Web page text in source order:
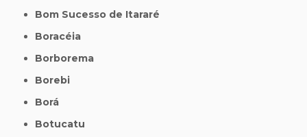
Bom Sucesso de Itararé
Boracéia
Borborema
Borebi
Borá
Botucatu